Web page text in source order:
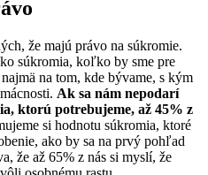
že majú právo na súkromie.
súkromia, koľko by sme pre
na tom, kde bývame, s kým
Ak sa nám nepodarí
ktorú potrebujeme, až 45% z
si hodnotu súkromia, ktoré
ako by sa na prvý pohľad
že až 65% z nás si myslí, že